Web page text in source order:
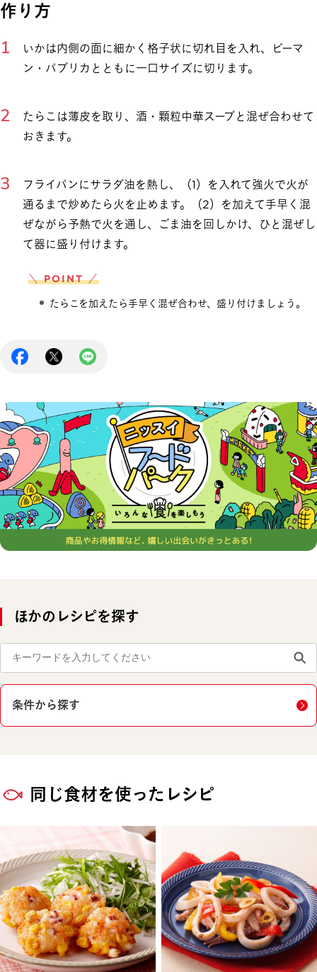
作り方
いかは内側の面に細かく格子状に切れ目を入れ、ピーマ
ン・パプリカとともに一口サイズに切ります。
たらこは薄皮を取り、酒・顆粒中華スープと混ぜ合わせて
おきます。
フライパンにサラダ油を熱し、（1）を入れて強火で火が
通るまで炒めたら火を止めます。（2）を加えて手早く混
ぜながら予熱で火を通し、ごま油を回しかけ、ひと混ぜし
て器に盛り付けます。
＼ POINT ／
たらこを加えたら手早く混ぜ合わせ、盛り付けましょう。
ほかのレシピを探す
条件から探す
同じ食材を使ったレシピ